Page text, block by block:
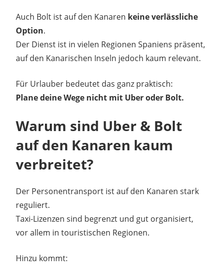
Auch Bolt ist auf den Kanaren keine verlässliche
Option.
Der Dienst ist in vielen Regionen Spaniens präsent,
auf den Kanarischen Inseln jedoch kaum relevant.
Für Urlauber bedeutet das ganz praktisch:
Plane deine Wege nicht mit Uber oder Bolt.
Warum sind Uber & Bolt
auf den Kanaren kaum
verbreitet?
Der Personentransport ist auf den Kanaren stark
reguliert.
Taxi-Lizenzen sind begrenzt und gut organisiert,
vor allem in touristischen Regionen.
Hinzu kommt: